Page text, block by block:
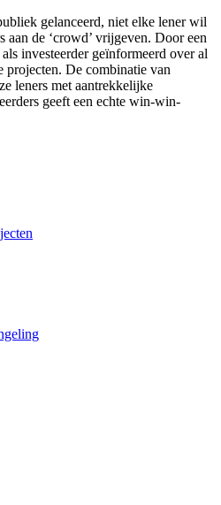
gelanceerd, niet elke lener wil
de ‘crowd’ vrijgeven. Door een
investeerder geïnformeerd over al
projecten. De combinatie van
leners met aantrekkelijke
geeft een echte win-win-